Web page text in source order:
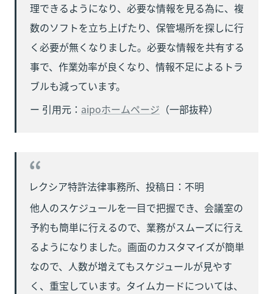
理できるようになり、必要な情報を見る為に、複
数のソフトを立ち上げたり、保管場所を探しに行
く必要が無くなりました。必要な情報を共有する
事で、作業効率が良くなり、情報不足によるトラ
ブルも減っています。
ー 引用元： aipoホームページ （一部抜粋）
レクシア特許法律事務所、投稿日：不明
他人のスケジュールを一目で把握でき、会議室の
予約も簡単に行えるので、業務がスムーズに行え
るようになりました。画面のカスタマイズが簡単
なので、人数が増えてもスケジュールが見やす
く、重宝しています。タイムカードについては、